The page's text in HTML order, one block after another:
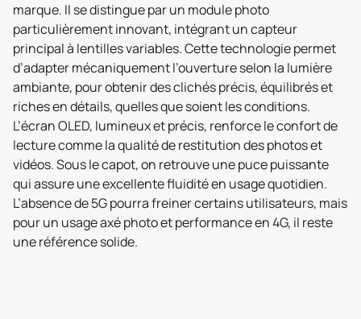
marque. Il se distingue par un module photo
particulièrement innovant, intégrant un capteur
principal à lentilles variables. Cette technologie permet
d’adapter mécaniquement l’ouverture selon la lumière
ambiante, pour obtenir des clichés précis, équilibrés et
riches en détails, quelles que soient les conditions.
L’écran OLED, lumineux et précis, renforce le confort de
lecture comme la qualité de restitution des photos et
vidéos. Sous le capot, on retrouve une puce puissante
qui assure une excellente fluidité en usage quotidien.
L’absence de 5G pourra freiner certains utilisateurs, mais
pour un usage axé photo et performance en 4G, il reste
une référence solide.